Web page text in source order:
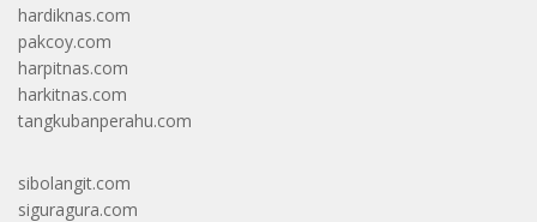
hardiknas.com
pakcoy.com
harpitnas.com
harkitnas.com
tangkubanperahu.com
sibolangit.com
siguragura.com